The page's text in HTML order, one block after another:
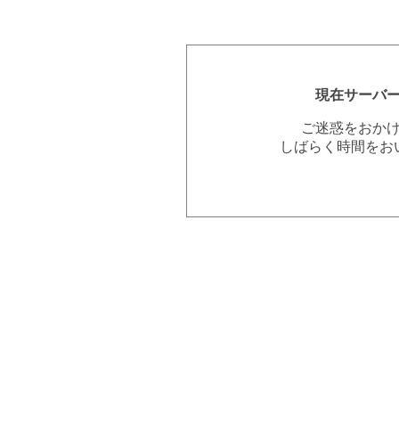
現在サーバ
ご迷惑をおか
しばらく時間を